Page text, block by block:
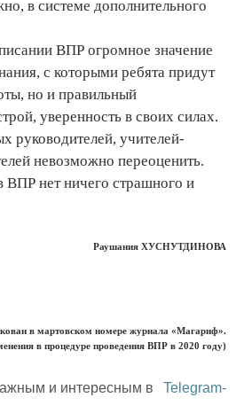
в системе дополнительного
ВПР огромное значение
с которыми ребята придут
но и правильный
уверенность в своих силах.
руководителей, учителей-
невозможно переоценить.
ВПР нет ничего страшного и
Раушания ХУСНУТДИНОВА
в мартовском номере журнала «Магариф».
в процедуре проведения ВПР в 2020 году)
и интересным в
Telegram-